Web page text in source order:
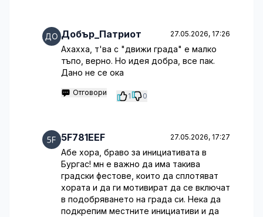
Добър_Патриот 27.05.2026, 17:26
Ахахха, т'ва с "движи града" е малко
тъпо, верно. Но идея добра, все пак.
Дано не се ока
Отговори 1 0
5F781EEF 27.05.2026, 17:27
Абе хора, браво за инициативата в
Бургас! мн е важно да има такива
градски фестове, които да сплотяват
хората и да ги мотивират да се включат
в подобряването на града си. Нека да
подкрепим местните инициативи и да